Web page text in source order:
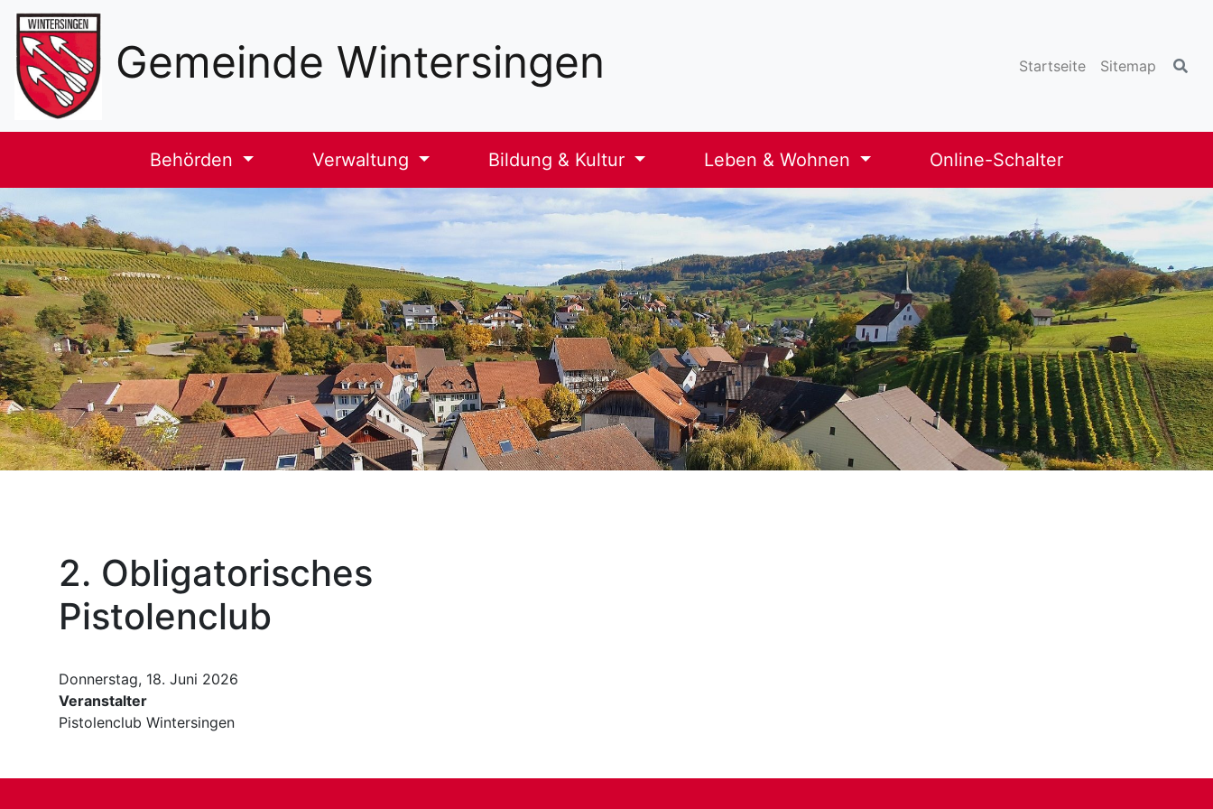
Sekundäre
NavigationGemeinde Wintersingen Startseite Sitemap
Haupt-
Navigation
Behörden Verwaltung Bildung & Kultur Leben & Wohnen Online-Schalter
2. Obligatorisches
Pistolenclub
Donnerstag, 18. Juni 2026
Veranstalter
Pistolenclub Wintersingen